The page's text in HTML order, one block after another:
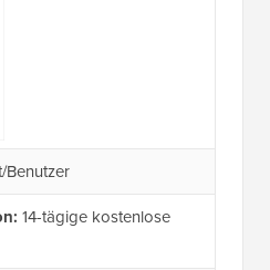
14-tägige kostenlose